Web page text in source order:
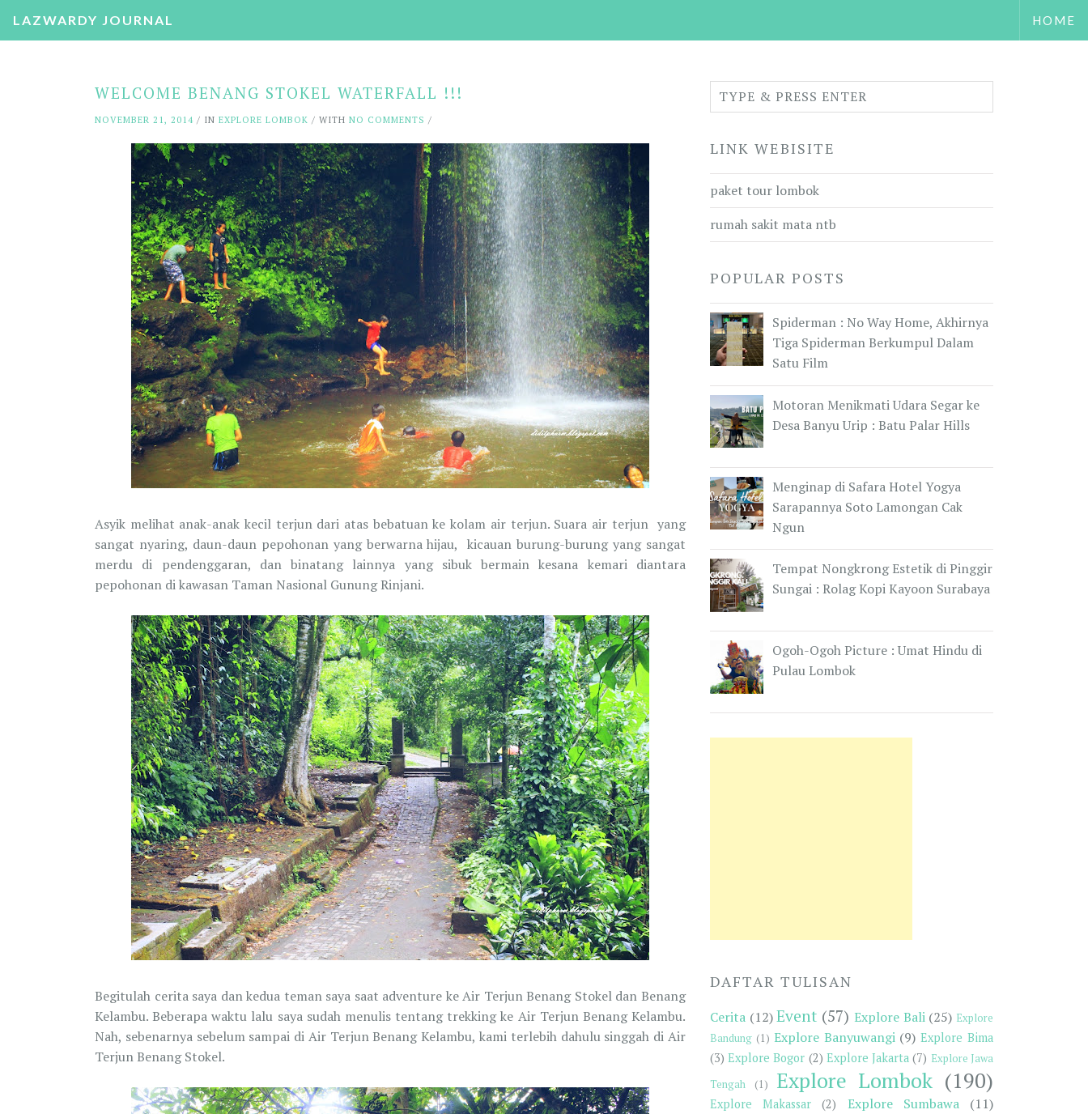
LAZWARDY JOURNAL HOME
WELCOME BENANG STOKEL WATERFALL !!!
NOVEMBER 21, 2014 / IN EXPLORE LOMBOK / WITH NO COMMENTS /
Asyik melihat anak-anak kecil terjun dari atas bebatuan ke kolam air terjun. Suara air terjun yang
sangat nyaring, daun-daun pepohonan yang berwarna hijau, kicauan burung-burung yang sangat
merdu di pendenggaran, dan binatang lainnya yang sibuk bermain kesana kemari diantara
pepohonan di kawasan Taman Nasional Gunung Rinjani.
Begitulah cerita saya dan kedua teman saya saat adventure ke Air Terjun Benang Stokel dan Benang
Kelambu. Beberapa waktu lalu saya sudah menulis tentang trekking ke Air Terjun Benang Kelambu.
Nah, sebenarnya sebelum sampai di Air Terjun Benang Kelambu, kami terlebih dahulu singgah di Air
Terjun Benang Stokel.
LINK WEBISITE
paket tour lombok
rumah sakit mata ntb
POPULAR POSTS
Spiderman : No Way Home, Akhirnya
Tiga Spiderman Berkumpul Dalam
Satu Film
Motoran Menikmati Udara Segar ke
Desa Banyu Urip : Batu Palar Hills
Menginap di Safara Hotel Yogya
Sarapannya Soto Lamongan Cak
Ngun
Tempat Nongkrong Estetik di Pinggir
Sungai : Rolag Kopi Kayoon Surabaya
Ogoh-Ogoh Picture : Umat Hindu di
Pulau Lombok
DAFTAR TULISAN
Cerita (12) Event (57) Explore Bali (25) Explore
Bandung (1) Explore Banyuwangi (9) Explore Bima
(3) Explore Bogor (2) Explore Jakarta (7) Explore Jawa
Tengah
(1) Explore Lombok (190)
Explore Makassar (2) Explore Sumbawa
(11)